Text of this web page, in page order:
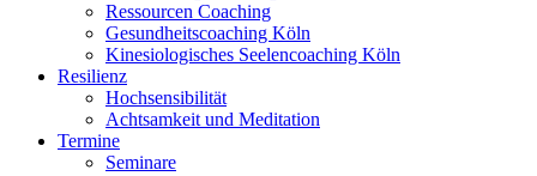
Ressourcen Coaching
Gesundheitscoaching Köln
Kinesiologisches Seelencoaching Köln
Resilienz
Hochsensibilität
Achtsamkeit und Meditation
Termine
Seminare